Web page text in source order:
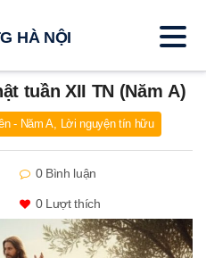
tuần XII TN (Năm A)
- Năm A, Lời nguyện tín hữu
0 Bình luận
0Lượt thích
HÀ NỘI